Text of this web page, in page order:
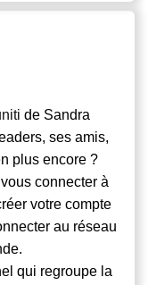
de Sandra
ses amis,
plus encore ?
connecter à
votre compte
au réseau
qui regroupe la